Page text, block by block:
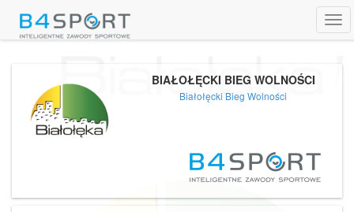
BIAŁOŁĘCKI BIEG WOLNOŚCI
Białołęcki Bieg Wolności